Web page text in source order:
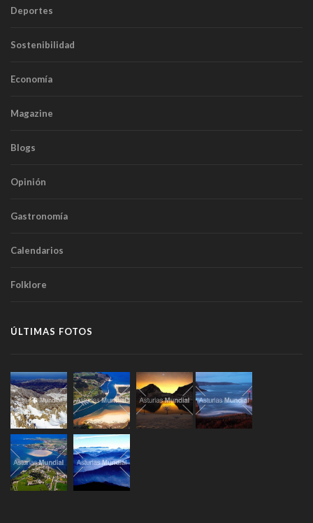
Deportes
Sostenibilidad
Economía
Magazine
Blogs
Opinión
Gastronomía
Calendarios
Folklore
ÚLTIMAS FOTOS